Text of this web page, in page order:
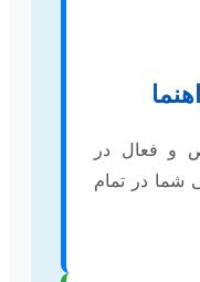
و فعال در
شما در تمام